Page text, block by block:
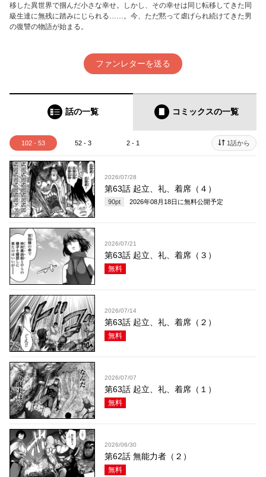
移した異世界で掴んだ小さな幸せ。しかし、その幸せは同じ転移してきた同
級生達に無残に踏みにじられる……。今、ただ黙って虐げられ続けてきた男
の復讐の物語が始まる。
ファンレターを送る
話の一覧 コミックスの一覧
102 - 53 52 - 3 2 - 1 1話から
2026/07/28
第63話 起立、礼、着席（４）
90pt 2026年08月18日 に無料公開予定
2026/07/21
第63話 起立、礼、着席（３）
無料
2026/07/14
第63話 起立、礼、着席（２）
無料
2026/07/07
第63話 起立、礼、着席（１）
無料
2026/06/30
第62話 無能力者（２）
無料